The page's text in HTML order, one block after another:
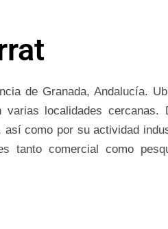
de Granada, Andalucía.
localidades cercanas.
como por su actividad
tanto comercial como